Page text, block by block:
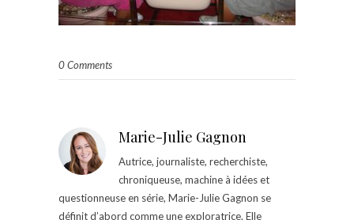
0 Comments
Marie-Julie Gagnon
Autrice, journaliste, recherchiste,
chroniqueuse, machine à idées et
questionneuse en série, Marie-Julie Gagnon se
définit d’abord comme une exploratrice. Elle